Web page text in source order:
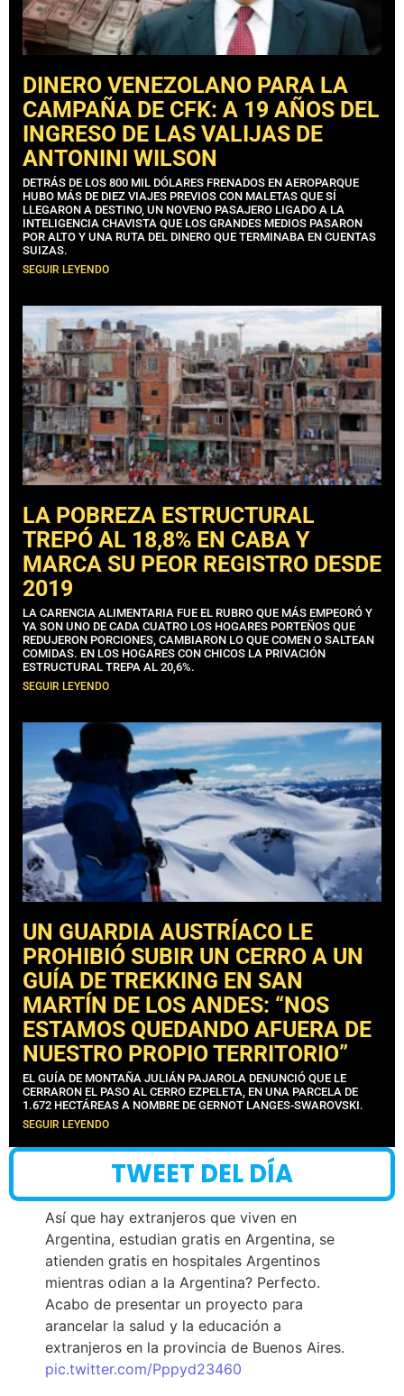
DINERO VENEZOLANO PARA LA
CAMPAÑA DE CFK: A 19 AÑOS DEL
INGRESO DE LAS VALIJAS DE
ANTONINI WILSON
DETRÁS DE LOS 800 MIL DÓLARES FRENADOS EN AEROPARQUE
HUBO MÁS DE DIEZ VIAJES PREVIOS CON MALETAS QUE SÍ
LLEGARON A DESTINO, UN NOVENO PASAJERO LIGADO A LA
INTELIGENCIA CHAVISTA QUE LOS GRANDES MEDIOS PASARON
POR ALTO Y UNA RUTA DEL DINERO QUE TERMINABA EN CUENTAS
SUIZAS.
SEGUIR LEYENDO
LA POBREZA ESTRUCTURAL
TREPÓ AL 18,8% EN CABA Y
MARCA SU PEOR REGISTRO DESDE
2019
LA CARENCIA ALIMENTARIA FUE EL RUBRO QUE MÁS EMPEORÓ Y
YA SON UNO DE CADA CUATRO LOS HOGARES PORTEÑOS QUE
REDUJERON PORCIONES, CAMBIARON LO QUE COMEN O SALTEAN
COMIDAS. EN LOS HOGARES CON CHICOS LA PRIVACIÓN
ESTRUCTURAL TREPA AL 20,6%.
SEGUIR LEYENDO
UN GUARDIA AUSTRÍACO LE
PROHIBIÓ SUBIR UN CERRO A UN
GUÍA DE TREKKING EN SAN
MARTÍN DE LOS ANDES: “NOS
ESTAMOS QUEDANDO AFUERA DE
NUESTRO PROPIO TERRITORIO”
EL GUÍA DE MONTAÑA JULIÁN PAJAROLA DENUNCIÓ QUE LE
CERRARON EL PASO AL CERRO EZPELETA, EN UNA PARCELA DE
1.672 HECTÁREAS A NOMBRE DE GERNOT LANGES-SWAROVSKI.
SEGUIR LEYENDO
TWEET DEL DÍA
Así que hay extranjeros que viven en
Argentina, estudian gratis en Argentina, se
atienden gratis en hospitales Argentinos
mientras odian a la Argentina? Perfecto.
Acabo de presentar un proyecto para
arancelar la salud y la educación a
extranjeros en la provincia de Buenos Aires.
pic.twitter.com/Pppyd23460